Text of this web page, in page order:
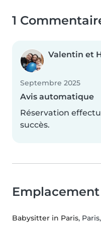
1
Valentin et
Septembre 2025
Avis automatique
Réservation
succès.
Emplacement
Babysitter in Paris,